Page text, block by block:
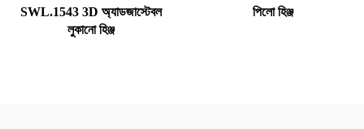
SWL.1543 3D অ্যাডজাস্টেবল
লুকানো হিঞ্জ
পিলো হিঞ্জ